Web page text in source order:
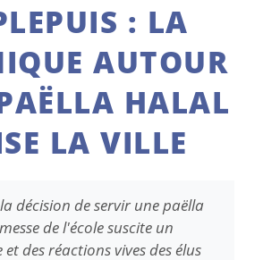
: LA
AUTOUR
HALAL
LA VILLE
décision de servir une paëlla
de l'école suscite un
des réactions vives des élus